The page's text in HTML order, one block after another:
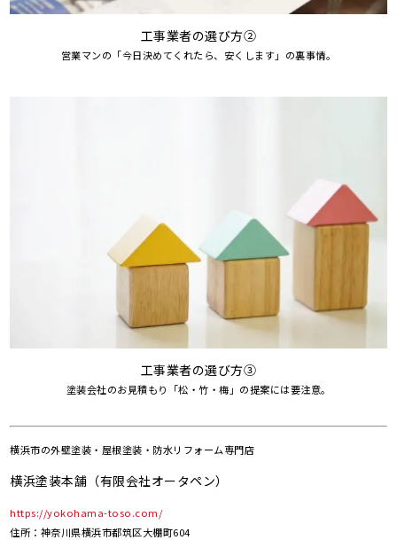
工事業者の選び方②
営業マンの「今日決めてくれたら、安くします」の裏事情。
工事業者の選び方③
塗装会社のお見積もり「松・竹・梅」の提案には要注意。
横浜市の外壁塗装・屋根塗装・防水リフォーム専門店
横浜塗装本舗（有限会社オータペン）
https://yokohama-toso.com/
住所：神奈川県横浜市都筑区大棚町604